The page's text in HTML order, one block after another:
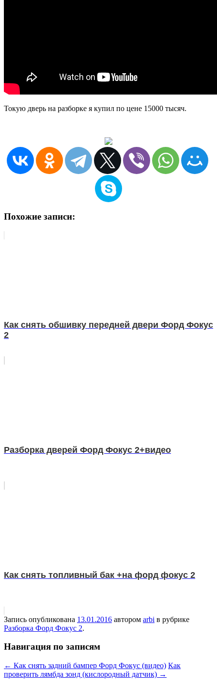
Токую дверь на разборке я купил по цене 15000 тысяч.
Похожие записи:
Как снять обшивку передней двери Форд Фокус
2
Разборка дверей Форд Фокус 2+видео
Как снять топливный бак +на форд фокус 2
Запись опубликована 13.01.2016 автором arbi в рубрике
Разборка Форд Фокус 2.
Навигация по записям
← Как снять задний бампер Форд Фокус (видео) Как
проверить лямбда зонд (кислородный датчик) →